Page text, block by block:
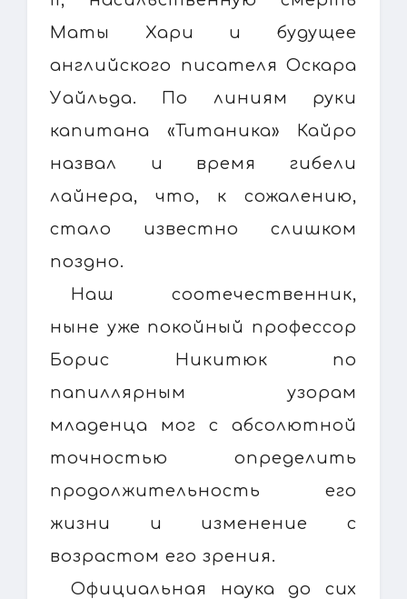
Маты Хари и будущее
английского писателя Оскара
Уайльда. По линиям руки
капитана «Титаника» Кайро
назвал и время гибели
лайнера, что, к сожалению,
стало известно слишком
поздно.
Наш соотечественник,
ныне уже покойный профессор
Борис Никитюк по
папиллярным узорам
младенца мог с абсолютной
точностью определить
продолжительность его
жизни и изменение с
возрастом его зрения.
Официальная наука до сих